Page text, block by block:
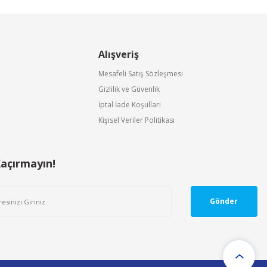
Alışveriş
Mesafeli Satış Sözleşmesi
Gizlilik ve Güvenlik
İptal İade Koşullari
Kişisel Veriler Politikası
Gönder